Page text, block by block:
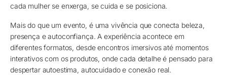
cada mulher se enxerga, se cuida e se posiciona.
Mais do que um evento, é uma vivência que conecta beleza,
presença e autoconfiança. A experiência acontece em
diferentes formatos, desde encontros imersivos até momentos
interativos com os produtos, onde cada detalhe é pensado para
despertar autoestima, autocuidado e conexão real.